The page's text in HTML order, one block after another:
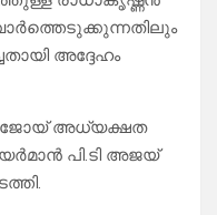
അദ്ദേഹം
ജോയ് അധ്യക്ഷത
പി.ടി അജയ്